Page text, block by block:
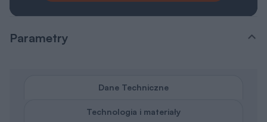
Parametry
Dane Techniczne
Technologia i materiały